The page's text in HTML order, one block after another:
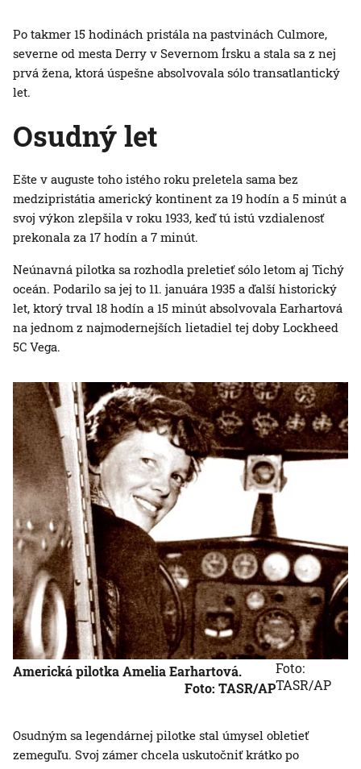
Po takmer 15 hodinách pristála na pastvinách Culmore,
severne od mesta Derry v Severnom Írsku a stala sa z nej
prvá žena, ktorá úspešne absolvovala sólo transatlantický
let.
Osudný let
Ešte v auguste toho istého roku preletela sama bez
medzipristátia americký kontinent za 19 hodín a 5 minút a
svoj výkon zlepšila v roku 1933, keď tú istú vzdialenosť
prekonala za 17 hodín a 7 minút.
Neúnavná pilotka sa rozhodla preletieť sólo letom aj Tichý
oceán. Podarilo sa jej to 11. januára 1935 a ďalší historický
let, ktorý trval 18 hodín a 15 minút absolvovala Earhartová
na jednom z najmodernejších lietadiel tej doby Lockheed
5C Vega.
Americká pilotka Amelia Earhartová.
Foto: TASR/AP
Foto:
TASR/AP
Osudným sa legendárnej pilotke stal úmysel obletieť
zemeguľu. Svoj zámer chcela uskutočniť krátko po